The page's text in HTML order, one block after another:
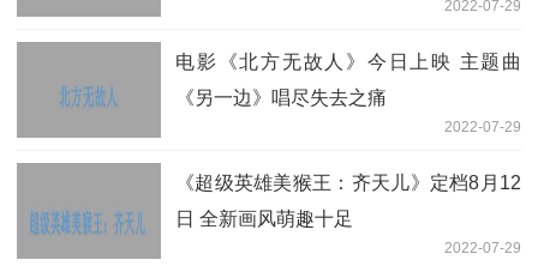
2022-07-29
电影《北方无故人》今日上映 主题曲
《另一边》唱尽失去之痛
2022-07-29
《超级英雄美猴王：齐天儿》定档8月12
日 全新画风萌趣十足
2022-07-29